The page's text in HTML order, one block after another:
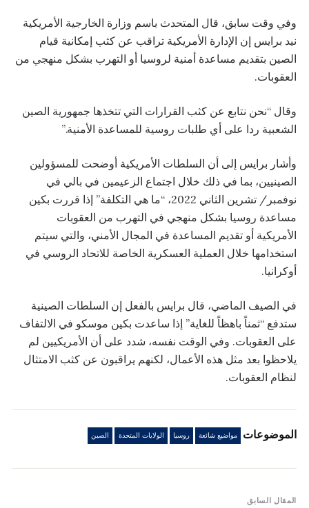
وفي وقت سابق، قال المتحدث باسم وزارة الخارجية الأمريكية
نيد برايس إن الإدارة الأمريكية تراقب عن كثب إمكانية قيام
الصين بتقديم مساعدة أمنية لروسيا أو التهرب بشكل منهجي من
العقوبات.
وقال “نحن نتابع عن كثب القرارات التي تتخذها جمهورية الصين
الشعبية ردا على أي طلبات روسية للمساعدة الأمنية.”
وأشار برايس إلى أن السلطات الأمريكية أوضحت للمسؤولين
الصينيين، بما في ذلك خلال اجتماع الزعيمين في بالي في
نوفمبر/ تشرين الثاني 2022، “ما هي التكلفة” إذا قررت بكين
مساعدة روسيا بشكل منهجي في التهرب من العقوبات
الأمريكية أو تقديم المساعدة في المجال الأمني، والتي سيتم
استخدامها خلال العملية العسكرية الخاصة للاتحاد الروسي في
أوكرانيا.
في الصيف الماضي، قال برايس بالفعل إن السلطات الصينية
ستدفع “ثمناً باهظاً للغاية” إذا ساعدت بكين موسكو في الالتفاف
على العقوبات. وفي الوقت نفسه، شدد على أن الأمريكيين لم
يلاحظوا بعد مثل هذه الأعمال، لكنهم يراقبون عن كثب الامتثال
لنظام العقوبات.
الموضوعات مواضيع شائعة روسيا الولايات المتحدة الصين
المقال السابق